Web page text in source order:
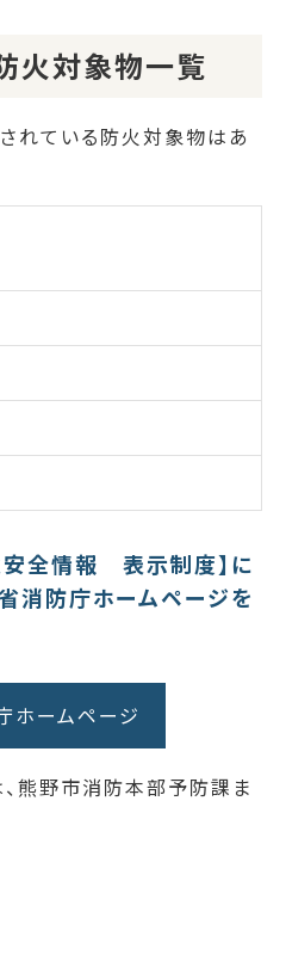
火対象物一覧
されている防火対象物はあ
全情報 表示制度】に
消防庁ホームページを
ホームページ
熊野市消防本部予防課ま